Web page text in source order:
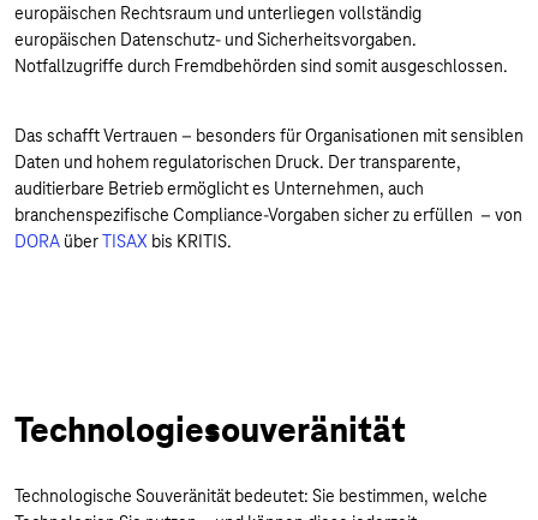
europäischen Rechtsraum und unterliegen vollständig
europäischen Datenschutz- und Sicherheitsvorgaben.
Notfallzugriffe durch Fremdbehörden sind somit ausgeschlossen.
Das schafft Vertrauen – besonders für Organisationen mit sensiblen
Daten und hohem regulatorischen Druck. Der transparente,
auditierbare Betrieb ermöglicht es Unternehmen, auch
branchenspezifische Compliance-Vorgaben sicher zu erfüllen – von
DORA überTISAX bis KRITIS.
Technologiesouveränität
Technologische Souveränität bedeutet: Sie bestimmen, welche